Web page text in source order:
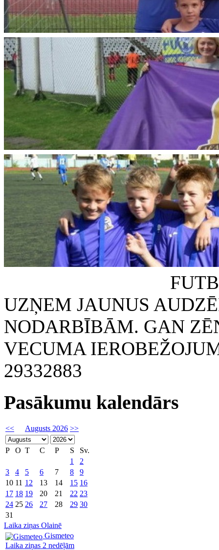
FUTBOLA
UZŅEM JAUNUS
NODARBĪBĀM. GAN
VECUMA
29332883
Pasākumu kalendārs
<< Augusts 2026 >>
P O T C P S
Sv.
1
2
3
4 5 6 7 8
9
10 11 12 13 14 15 16
17 18 19 20 21 22 23
24 25 26 27 28 29 30
31
Laika ziņas Olainē
Gismeteo
Laika ziņas 2 nedēļām